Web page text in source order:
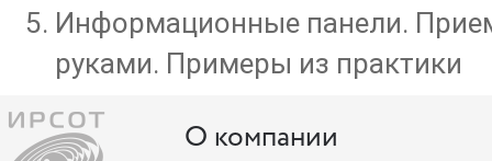
Информационные панели.
руками. Примеры из практики
О компании